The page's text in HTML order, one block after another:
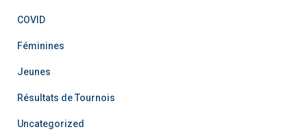
COVID
Féminines
Jeunes
Résultats de Tournois
Uncategorized